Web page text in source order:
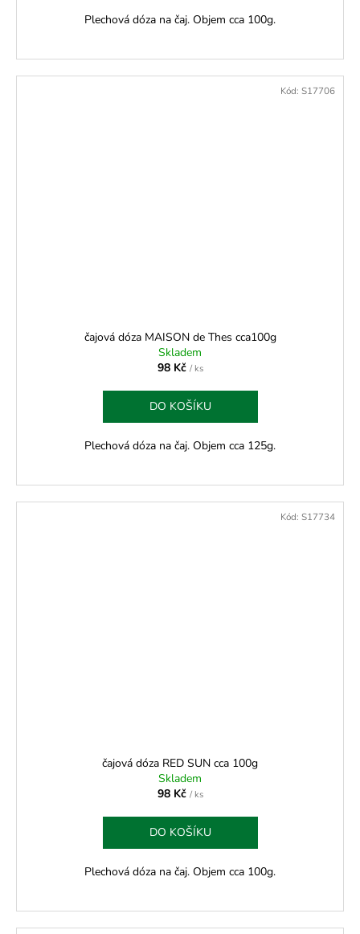
Plechová dóza na čaj. Objem cca 100g.
čajová dóza MAISON de Thes cca100g
Skladem
98 Kč / ks
DO KOŠÍKU
Plechová dóza na čaj. Objem cca 125g.
Kód: S17706
čajová dóza RED SUN cca 100g
Skladem
98 Kč / ks
DO KOŠÍKU
Plechová dóza na čaj. Objem cca 100g.
Kód: S17734